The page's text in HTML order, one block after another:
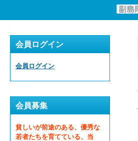
会員ログイン
会員ログイン
会員募集
貧しいが前途のある、優秀な
若者たちを育てている、当